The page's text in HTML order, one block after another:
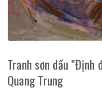
Tranh sơn dầu "Định
Quang Trung